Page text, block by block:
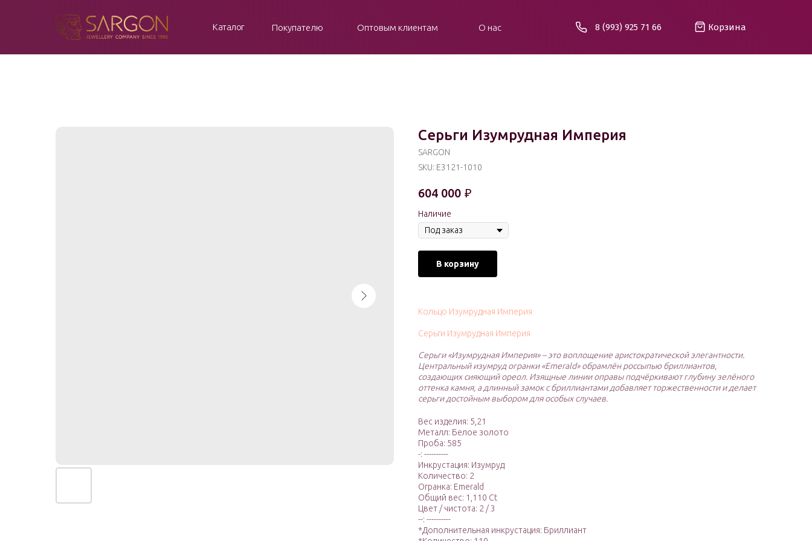
8 (993) 925 71 66 Корзина
О нас
Покупателю Оптовым клиентам
Каталог
Серьги Изумрудная Империя
SARGON
SKU: E3121-1010
604 000 ₽
Наличие
В корзину
Кольцо Изумрудная Империя
Серьги Изумрудная Империя
Серьги «Изумрудная Империя» – это воплощение аристократической элегантности.
Центральный изумруд огранки «Emerald» обрамлён россыпью бриллиантов,
создающих сияющий ореол. Изящные линии оправы подчёркивают глубину зелёного
оттенка камня, а длинный замок с бриллиантами добавляет торжественности и делает
серьги достойным выбором для особых случаев.
Вес изделия: 5,21
Металл: Белое золото
Проба: 585
-: ----------
Инкрустация: Изумруд
Количество: 2
Огранка: Emerald
Общий вес: 1,110 Ct
Цвет / чистота: 2 / 3
--: ----------
*Дополнительная инкрустация: Бриллиант